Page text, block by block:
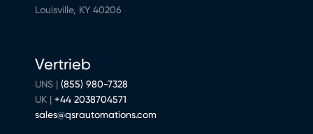
Louisville, KY 40206
Vertrieb
UNS | (855) 980-7328
UK | +44 2038704571
sales@qsrautomations.com